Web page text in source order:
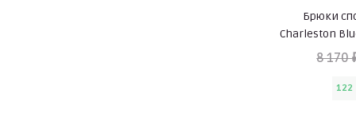
Брюки
Charleston
8 170
122